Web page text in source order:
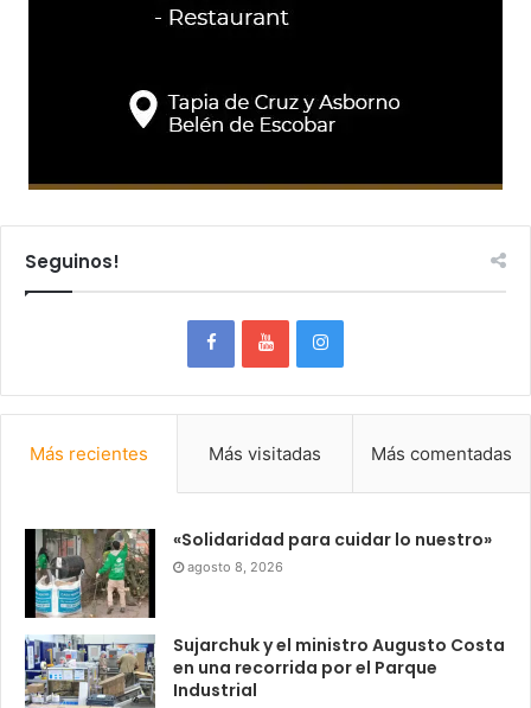
Seguinos!
Más recientes Más visitadas Más comentadas
«Solidaridad para cuidar lo nuestro»
agosto 8, 2026
Sujarchuk y el ministro Augusto Costa
en una recorrida por el Parque
Industrial